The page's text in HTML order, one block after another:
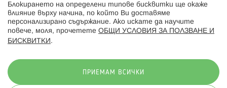
Блокирането на определени типове бисквитки ще окаже
влияние върху начина, по който Ви доставяме
персонализирано съдържание. Ако искате да научите
повече, моля, прочетете ОБЩИ УСЛОВИЯ ЗА ПОЛЗВАНЕ И
БИСКВИТКИ .
ПРИЕМАМ ВСИЧКИ